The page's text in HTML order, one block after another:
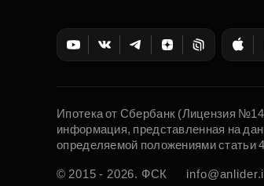
Ипотека от Сбербанк (Лицензия
информация, представленная на
определяемой положениями статьи
© 2015 - 2026. ФСК